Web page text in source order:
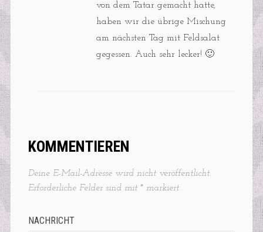
von dem Tatar gemacht hatte,
haben wir die übrige Mischung
am nächsten Tag mit Feldsalat
gegessen. Auch sehr lecker! 🙂
KOMMENTIEREN
Deine E-Mail-Adresse wird nicht veröffentlicht.
Erforderliche Felder sind mit *markiert.
NACHRICHT